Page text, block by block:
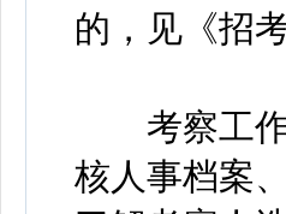
的，见《招
考察工作
核人事档案